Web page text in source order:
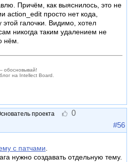
Причём, как выяснилось, это не
action_edit просто нет кода,
галочки. Видимо, хотел
никогда таким удалением не
нём.
обосновывай!
на Intellect Board.
проекта 0
#56
с патчами
нужно создавать отдельную тему.